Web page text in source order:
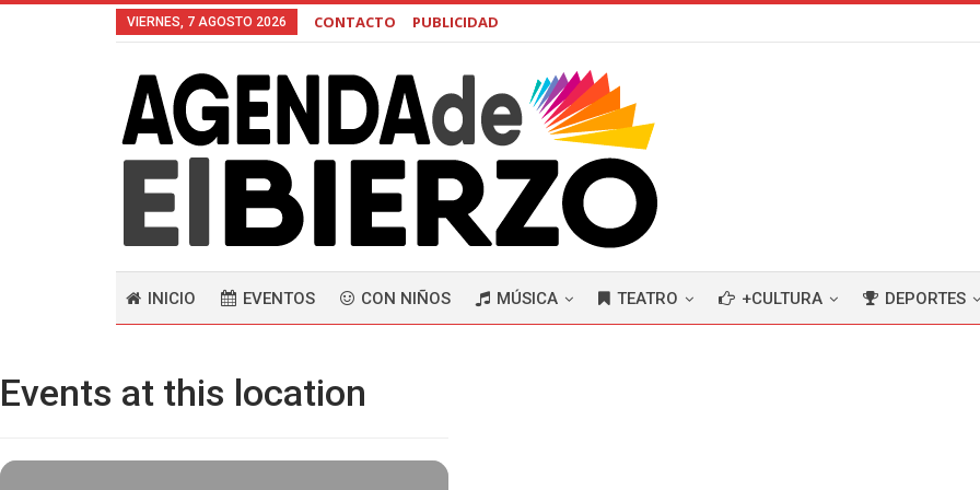
VIERNES, 7 AGOSTO 2026 CONTACTO PUBLICIDAD
INICIO EVENTOS CON NIÑOS MÚSICA TEATRO +CULTURA DEPORTES
Events at this location